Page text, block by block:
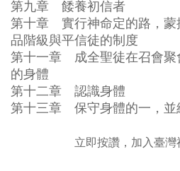
第九章 餧養初信者
第十章 實行神命定的路，蒙
品階級與平信徒的制度
第十一章 成全聖徒在召會聚
的身體
第十二章 認識身體
第十三章 保守身體的一，並
立即按讚，加入臺